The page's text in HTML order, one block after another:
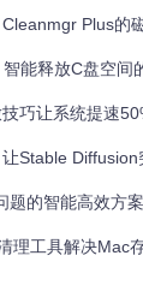
的整理助手
觉特征分析技术
同的日落照片中
Czkawka能安全
系统垃圾，包括
Plus的磁
能释放C盘空间
巧让系统提速
Stable Diffusion
高效方案：Czkawka
工具解决Mac存储